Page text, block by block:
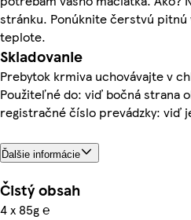
stránku. Ponúknite čerstvú pitnú
teplote.
Skladovanie
Prebytok krmiva uchovávajte v
Použiteľné do: viď bočná strana
registračné číslo prevádzky: viď
Ďalšie informácie
Čistý obsah
4 x 85g ℮